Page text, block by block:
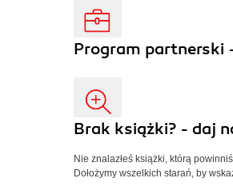
Program partnerski
Brak książki? - daj
Nie znalazłeś książki, którą
Dołożymy wszelkich starań, by